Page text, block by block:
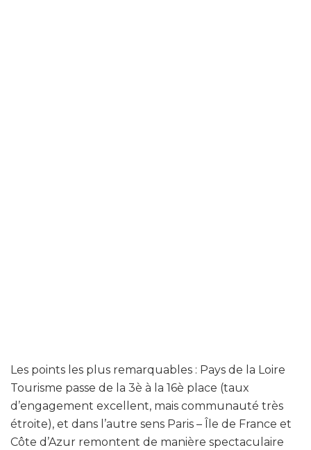
Les points les plus remarquables : Pays de la Loire
Tourisme passe de la 3è à la 16è place (taux
d’engagement excellent, mais communauté très
étroite), et dans l’autre sens Paris – Île de France et
Côte d’Azur remontent de manière spectaculaire